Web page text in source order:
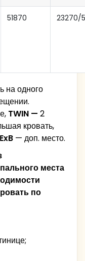
51870 23270/
на одного
TWIN — 2
кровать,
ExB — доп. место.
места
по